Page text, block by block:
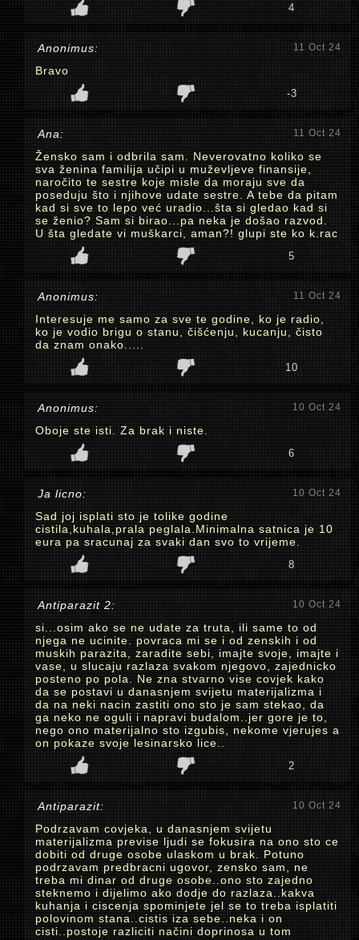
4
Anonimus: 11 Oct 24
Bravo
-3
Ana: 11 Oct 24
Žensko sam i odbrila sam. Neverovatno koliko se
sva ženina familija učipi u muževljeve finansije,
naročito te sestre koje misle da moraju sve da
poseduju što i njihove udate sestre. A tebe da pitam
kad si sve to lepo već uradio...šta si gledao kad si
se ženio? Sam si birao...pa neka je došao razvod.
U šta gledate vi muškarci, aman?! glupi ste ko k.rac
5
Anonimus: 11 Oct 24
Interesuje me samo za sve te godine, ko je radio,
ko je vodio brigu o stanu, čišćenju, kucanju, čisto
da znam onako.....
10
Anonimus: 10 Oct 24
Oboje ste isti. Za brak i niste.
6
Ja licno: 10 Oct 24
Sad joj isplati sto je tolike godine
cistila,kuhala,prala peglala.Minimalna satnica je 10
eura pa sracunaj za svaki dan svo to vrijeme.
8
Antiparazit 2: 10 Oct 24
si...osim ako se ne udate za truta, ili same to od
njega ne ucinite. povraca mi se i od zenskih i od
muskih parazita, zaradite sebi, imajte svoje, imajte i
vase, u slucaju razlaza svakom njegovo, zajednicko
posteno po pola. Ne zna stvarno vise covjek kako
da se postavi u danasnjem svijetu materijalizma i
da na neki nacin zastiti ono sto je sam stekao, da
ga neko ne oguli i napravi budalom..jer gore je to,
nego ono materijalno sto izgubis, nekome vjerujes a
on pokaze svoje lesinarsko lice..
2
Antiparazit: 10 Oct 24
Podrzavam covjeka, u danasnjem svijetu
materijalizma previse ljudi se fokusira na ono sto ce
dobiti od druge osobe ulaskom u brak. Potuno
podrzavam predbracni ugovor, zensko sam, ne
treba mi dinar od druge osobe..ono sto zajedno
steknemo i dijelimo ako dodje do razlaza..kakva
kuhanja i ciscenja spominjete jel se to treba isplatiti
polovinom stana..cistis iza sebe..neka i on
cisti..postoje razliciti načini doprinosa u tom